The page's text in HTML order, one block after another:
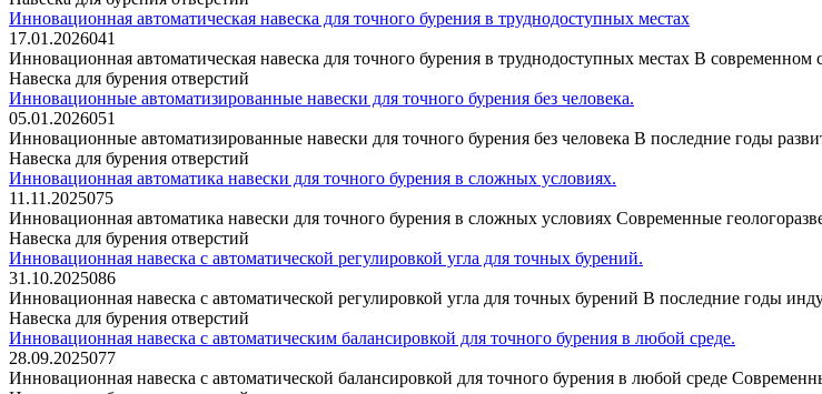
Инновационная автоматическая навеска для точного бурения в труднодоступных местах
17.01.2026041
Инновационная автоматическая навеска для точного бурения в труднодоступных местах В современном
Навеска для бурения отверстий
Инновационные автоматизированные навески для точного бурения без человека.
05.01.2026051
Инновационные автоматизированные навески для точного бурения без человека В последние годы
Навеска для бурения отверстий
Инновационная автоматика навески для точного бурения в сложных условиях.
11.11.2025075
Инновационная автоматика навески для точного бурения в сложных условиях Современные
Навеска для бурения отверстий
Инновационная навеска с автоматической регулировкой угла для точных бурений.
31.10.2025086
Инновационная навеска с автоматической регулировкой угла для точных бурений В последние годы
Навеска для бурения отверстий
Инновационная навеска с автоматическим балансировкой для точного бурения в любой среде.
28.09.2025077
Инновационная навеска с автоматической балансировкой для точного бурения в любой среде